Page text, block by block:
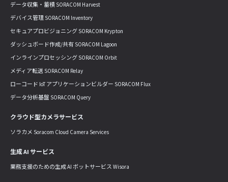
データ収集・蓄積 SORACOM Harvest
デバイス管理 SORACOM Inventory
セキュアプロビジョニング SORACOM Krypton
ダッシュボード作成/共有 SORACOM Lagoon
インラインプロセッシング SORACOM Orbit
メディア転送 SORACOM Relay
ローコード IoT アプリケーションビルダー SORACOM Flux
データ分析基盤 SORACOM Query
クラウド型カメラサービス
ソラカメ Soracom Cloud Camera Services
生成 AI サービス
業務支援のための生成 AI ボットサービス Wisora